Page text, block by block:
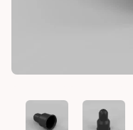
BMW 1500-2000
BMW